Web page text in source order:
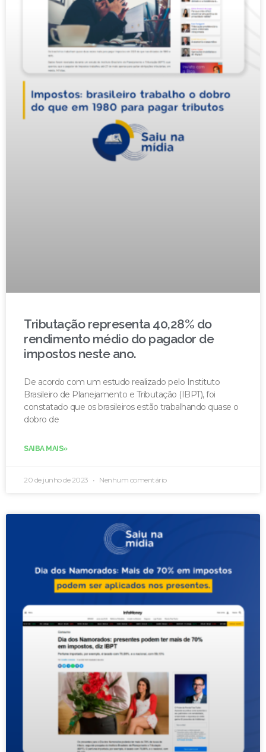
Tributação representa 40,28% do
rendimento médio do pagador de
impostos neste ano.
De acordo com um estudo realizado pelo Instituto
Brasileiro de Planejamento e Tributação (IBPT), foi
constatado que os brasileiros estão trabalhando quase o
dobro de
SAIBA MAIS»
20 de junho de 2023 Nenhum comentário